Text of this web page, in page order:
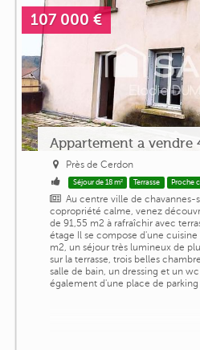
107 000 €
Appartement a vendre
Près de Cerdon
Séjour de 18 m² Terrasse Proche
Au centre ville de chavannes-
copropriété calme, venez
de 91,55 m2 à rafraîchir avec
étage Il se compose d'une
m2, un séjour très lumineux de
sur la terrasse, trois belles
salle de bain, un dressing et un
également d'une place de parking